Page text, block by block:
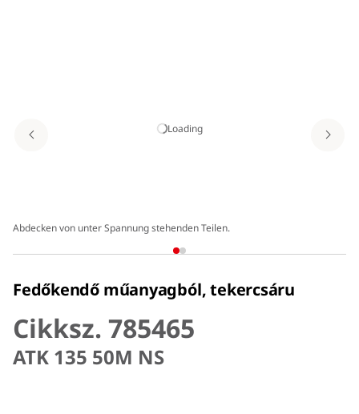
Loading
Abdecken von unter Spannung stehenden Teilen.
Fedőkendő műanyagból, tekercsáru
Cikksz. 785465
ATK 135 50M NS